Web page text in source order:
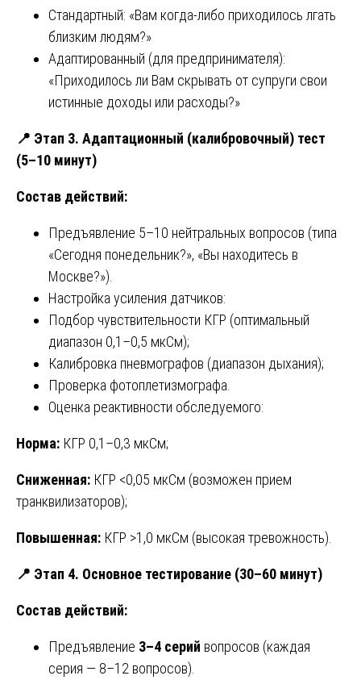
Стандартный: «Вам когда-либо приходилось лгать
близким людям?»
Адаптированный (для предпринимателя):
«Приходилось ли Вам скрывать от супруги свои
истинные доходы или расходы?»
📍 Этап 3. Адаптационный (калибровочный) тест
(5–10 минут)
Состав действий:
Предъявление 5–10 нейтральных вопросов (типа
«Сегодня понедельник?», «Вы находитесь в
Москве?»).
Настройка усиления датчиков:
Подбор чувствительности КГР (оптимальный
диапазон 0,1–0,5 мкСм);
Калибровка пневмографов (диапазон дыхания);
Проверка фотоплетизмографа.
Оценка реактивности обследуемого:
Норма: КГР 0,1–0,3 мкСм;
Сниженная: КГР <0,05 мкСм (возможен прием
транквилизаторов);
Повышенная: КГР >1,0 мкСм (высокая тревожность).
📍 Этап 4. Основное тестирование (30–60 минут)
Состав действий:
Предъявление 3–4 серий вопросов (каждая
серия — 8–12 вопросов).